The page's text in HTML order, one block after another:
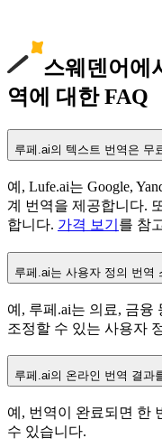
스웨덴어에
역에 대한 FAQ
루페.ai의 텍스트 번역은 무
예, Lufe.ai는 Google,
계 번역을 제공합니다.
합니다. 가격 보기 를 참
루페.ai는 사용자 정의 번역
예, 루페.ai는 의료, 금융
조정할 수 있는 사용자
루페.ai의 온라인 번역 결과
예, 번역이 완료되면 한
수 있습니다.